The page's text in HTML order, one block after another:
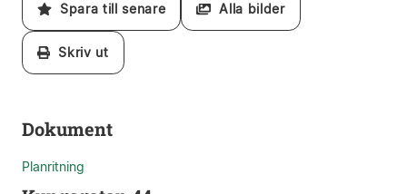
Spara till senare Alla bilder
Skriv ut
Dokument
Planritning